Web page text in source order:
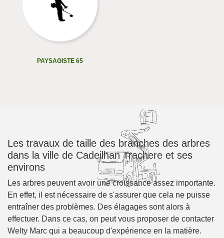
PAYSAGISTE 65
Les travaux de taille des branches des arbres
dans la ville de Cadeilhan Trachere et ses
environs
Les arbres peuvent avoir une croissance assez importante.
En effet, il est nécessaire de s'assurer que cela ne puisse
entraîner des problèmes. Des élagages sont alors à
effectuer. Dans ce cas, on peut vous proposer de contacter
Welty Marc qui a beaucoup d'expérience en la matière.